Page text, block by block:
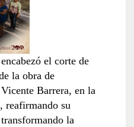
el corte de
la obra de
Barrera, en la
reafirmando su
la